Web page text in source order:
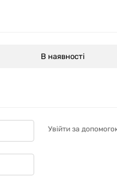
В наявності
Увійти за